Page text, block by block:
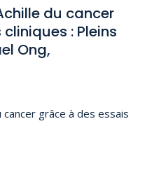
du cancer
: Pleins
Ong,
cancer grâce à des essais